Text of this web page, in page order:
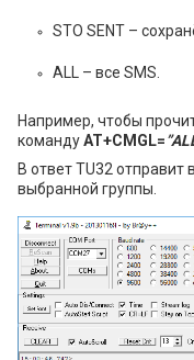
STO SENT –
ALL – все SMS.
Например, чтобы
командуAT+CMGL=
В ответ TU32 отправит
выбранной группы.